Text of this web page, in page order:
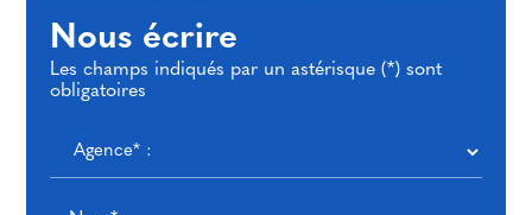
Nous écrire
Les champs indiqués par un astérisque (*) sont
obligatoires